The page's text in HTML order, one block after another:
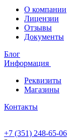
О компании
Лицензии
Отзывы
Документы
Блог
Информация
Реквизиты
Магазины
Контакты
+7 (351) 248-65-06